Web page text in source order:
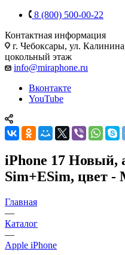
8 (800) 500-00-22
Контактная информация
г. Чебоксары, ул.
цокольный этаж
info@miraphone.ru
Вконтакте
YouTube
iPhone 17 Новый,
Sim+ESim, цвет -
Главная
—
Каталог
—
Apple iPhone